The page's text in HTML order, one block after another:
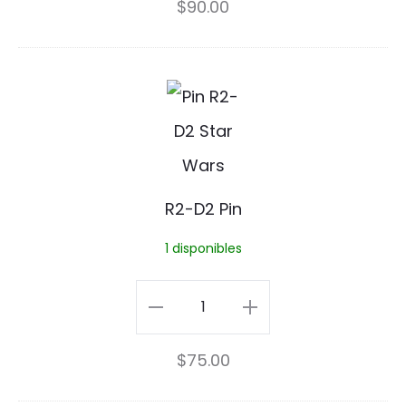
g
e
cantidad
$90.00
R
2
-
P
n
R2-D2 Pin
1 disponibles
R2-
D2
$75.00